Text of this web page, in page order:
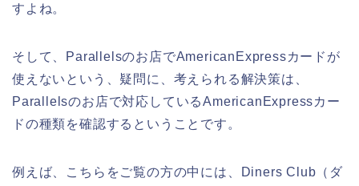
すよね。
そして、Parallelsのお店でAmericanExpressカードが
使えないという、疑問に、考えられる解決策は、
Parallelsのお店で対応しているAmericanExpressカー
ドの種類を確認するということです。
例えば、こちらをご覧の方の中には、Diners Club（ダ